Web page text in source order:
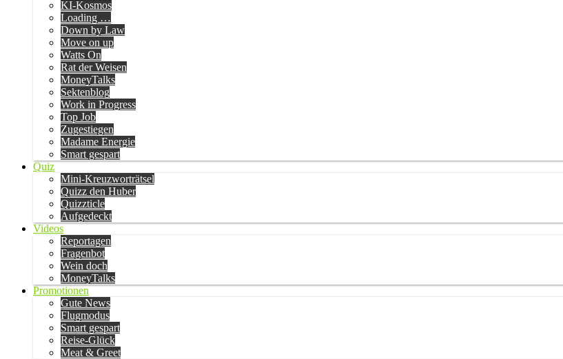
KI-Kosmos
Loading …
Down by Law
Move on up
Watts On
Rat der Weisen
MoneyTalks
Sektenblog
Work in Progress
Top Job
Zugestiegen
Madame Energie
Smart gespart
Quiz
Mini-Kreuzworträtsel
Quizz den Huber
Quizzticle
Aufgedeckt
Videos
Reportagen
Fragenbot
Wein doch
MoneyTalks
Promotionen
Gute News
Flugmodus
Smart gespart
Reise-Glück
Meat & Greet